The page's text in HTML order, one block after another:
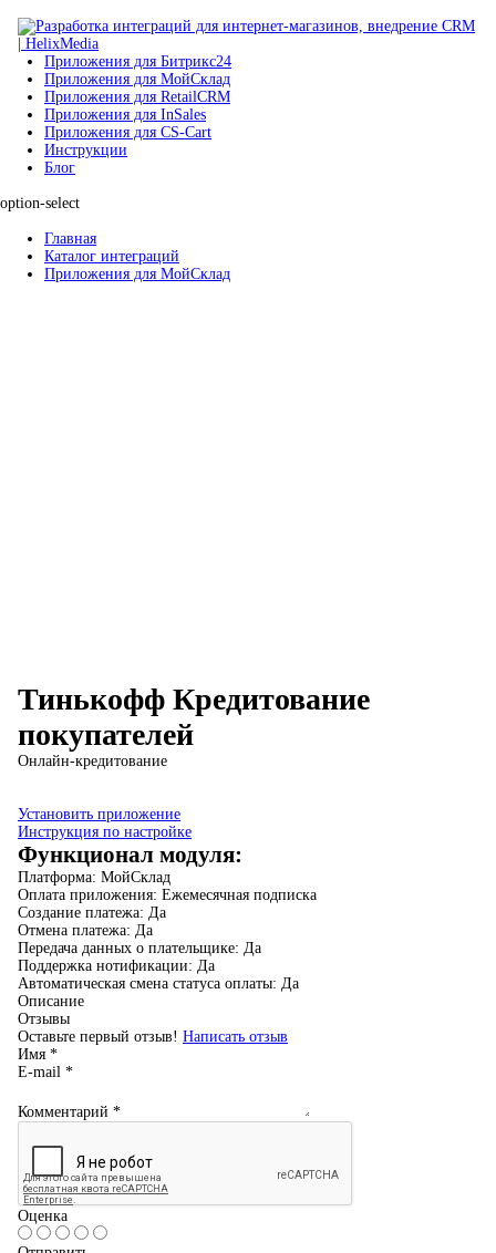
Приложения для Битрикс24
Приложения для МойСклад
Приложения для RetailCRM
Приложения для InSales
Приложения для CS-Cart
Инструкции
Блог
option-select
Главная
Каталог интеграций
Приложения для МойСклад
Тинькофф Кредитование
покупателей
Онлайн-кредитование
Установить приложение
Инструкция по настройке
Функционал модуля:
Платформа: МойСклад
Оплата приложения: Ежемесячная подписка
Создание платежа: Да
Отмена платежа: Да
Передача данных о плательщике: Да
Поддержка нотификации: Да
Автоматическая смена статуса оплаты: Да
Описание
Отзывы
Оставьте первый отзыв! Написать отзыв
Имя *
E-mail *
Комментарий *
Оценка